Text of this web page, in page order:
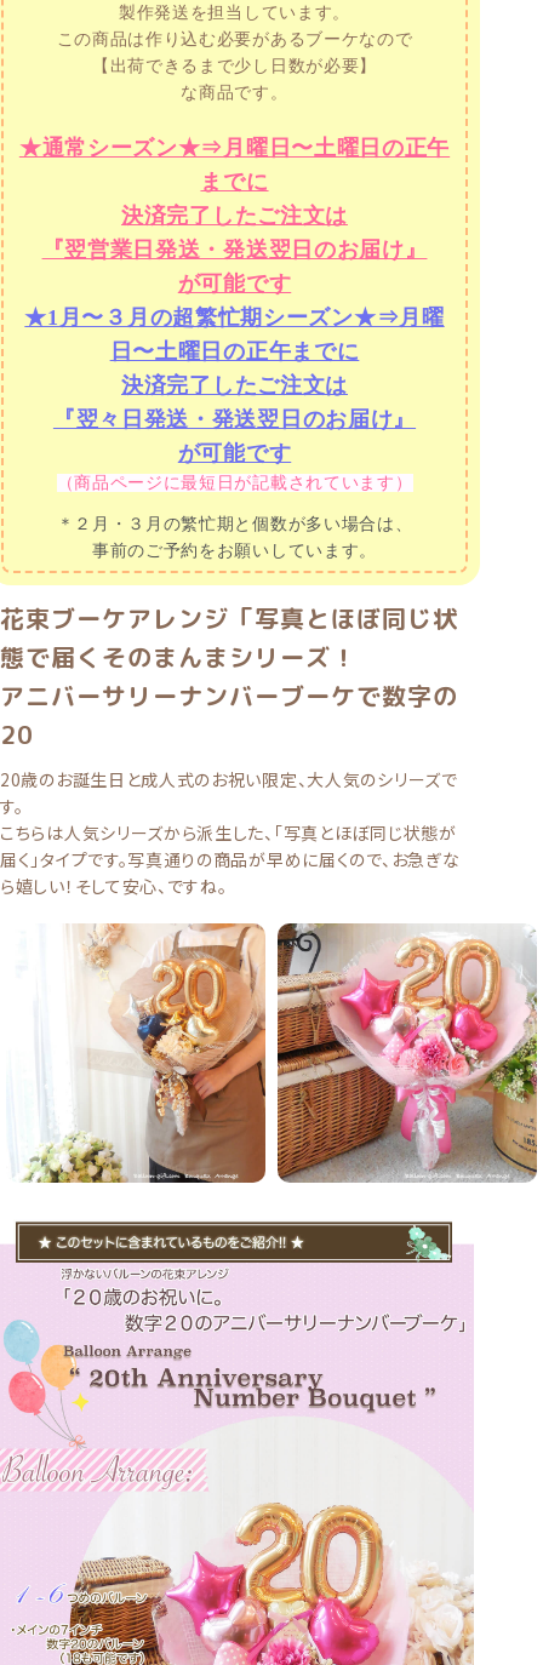
製作発送を担当しています。
この商品は作り込む必要があるブーケなので
【出荷できるまで少し日数が必要】
な商品です。
★通常シーズン★⇒月曜日〜土曜日の正午
までに
決済完了したご注文は
『翌営業日発送・発送翌日のお届け』
が可能です
★1月〜３月の超繁忙期シーズン★⇒月曜
日〜土曜日の正午までに
決済完了したご注文は
『翌々日発送・発送翌日のお届け』
が可能です
（商品ページに最短日が記載されています）
＊２月・３月の繁忙期と個数が多い場合は、
事前のご予約をお願いしています。
花束ブーケアレンジ「写真とほぼ同じ状
態で届くそのまんまシリーズ！
アニバーサリーナンバーブーケで数字の
20
20歳のお誕生日と成人式のお祝い限定、大人気のシリーズで
す。
こちらは人気シリーズから派生した、「写真とほぼ同じ状態が
届く」タイプです。写真通りの商品が早めに届くので、お急ぎな
ら嬉しい！そして安心、ですね。